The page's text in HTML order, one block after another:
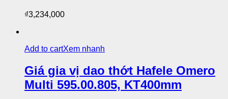
₫3,234,000
Add to cartXem nhanh
Giá gia vị dao thớt Hafele Omero
Multi 595.00.805, KT400mm